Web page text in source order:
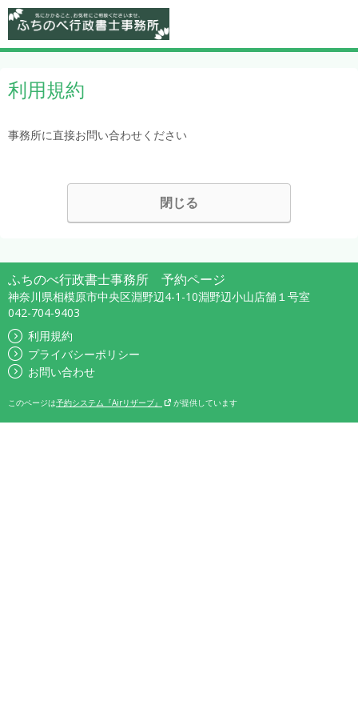
利用規約
事務所に直接お問い合わせください
閉じる
ふちのべ行政書士事務所 予約ページ
神奈川県相模原市中央区淵野辺4-1-10淵野辺小山店舗１号室
042-704-9403
利用規約
プライバシーポリシー
お問い合わせ
このページは予約システム『Airリザーブ』 が提供しています